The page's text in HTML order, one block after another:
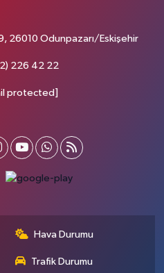
26010 Odunpazarı/Eskişehir
226 42 22
protected]
Hava Durumu
Trafik Durumu